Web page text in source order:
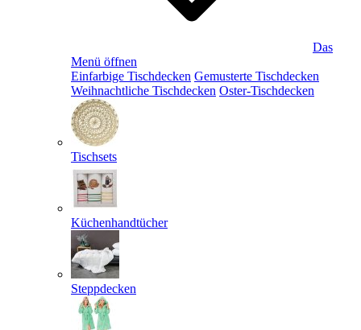
Das
Menü öffnen
Einfarbige Tischdecken Gemusterte Tischdecken
Weihnachtliche Tischdecken Oster-Tischdecken
Tischsets
Küchenhandtücher
Steppdecken